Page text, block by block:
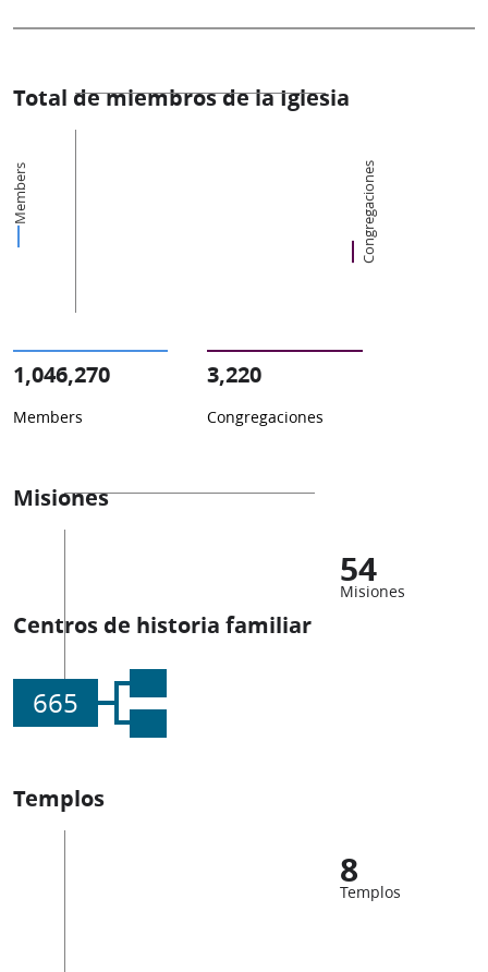
Total de miembros de la Iglesia
Members Congregaciones
1,046,270
Members
3,220
Congregaciones
Misiones
54
Misiones
Centros de historia familiar
665
Templos
8
Templos